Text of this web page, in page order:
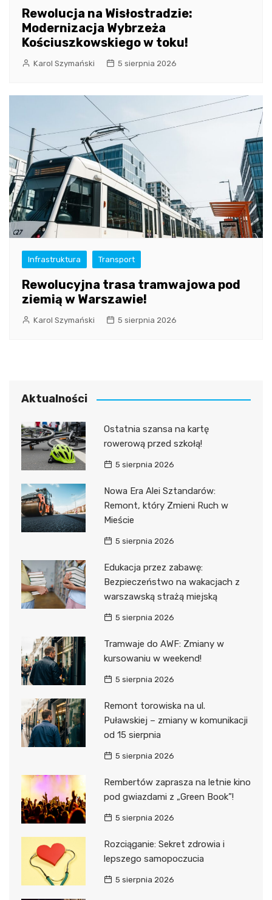
Rewolucja na Wisłostradzie:
Modernizacja Wybrzeża
Kościuszkowskiego w toku!
Karol Szymański 5 sierpnia 2026
Infrastruktura Transport
Rewolucyjna trasa tramwajowa pod
ziemią w Warszawie!
Karol Szymański 5 sierpnia 2026
Aktualności
Ostatnia szansa na kartę
rowerową przed szkołą!
5 sierpnia 2026
Nowa Era Alei Sztandarów:
Remont, który Zmieni Ruch w
Mieście
5 sierpnia 2026
Edukacja przez zabawę:
Bezpieczeństwo na wakacjach z
warszawską strażą miejską
5 sierpnia 2026
Tramwaje do AWF: Zmiany w
kursowaniu w weekend!
5 sierpnia 2026
Remont torowiska na ul.
Puławskiej – zmiany w komunikacji
od 15 sierpnia
5 sierpnia 2026
Rembertów zaprasza na letnie kino
pod gwiazdami z „Green Book”!
5 sierpnia 2026
Rozciąganie: Sekret zdrowia i
lepszego samopoczucia
5 sierpnia 2026